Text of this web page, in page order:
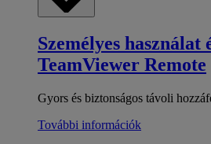
Személyes használat
TeamViewer Remote
Gyors és biztonságos távoli
További információk